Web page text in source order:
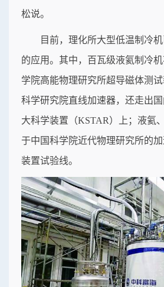
松说。
目前，理化所大型低温制冷机
的应用。其中，百瓦级液氦制冷
学院高能物理研究所超导磁体测
科学研究院直线加速器，还走出
大科学装置（KSTAR）上；液氦
于中国科学院近代物理研究所的
装置试验线。